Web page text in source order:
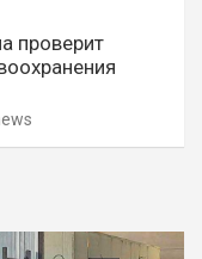
проверит